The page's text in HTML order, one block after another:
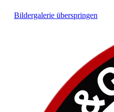
Bildergalerie überspringen